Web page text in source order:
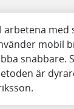
arbetena med
mobil
snabbare.
är